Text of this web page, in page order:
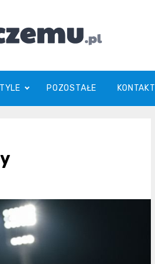
POZOSTAŁE KONTAKT